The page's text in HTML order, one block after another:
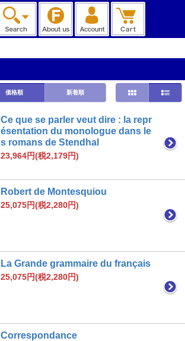
価格順 新着順
Ce que se parler veut dire : la repr
ésentation du monologue dans le
s romans de Stendhal
23,964円(税2,179円)
Robert de Montesquiou
25,075円(税2,280円)
La Grande grammaire du français
25,075円(税2,280円)
Correspondance